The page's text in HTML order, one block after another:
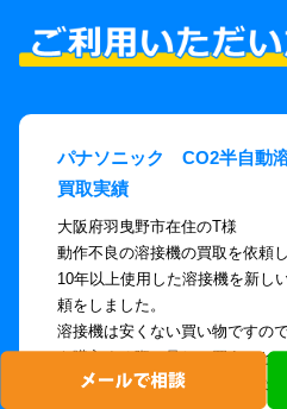
パナソニック CO2半自動
買取実績
大阪府羽曳野市在住のT様
動作不良の溶接機の買取を依頼し
10年以上使用した溶接機を新し
頼をしました。
溶接機は安くない買い物ですの
を購入する際に足して買うこと
たが、年式がかなり古いものだ